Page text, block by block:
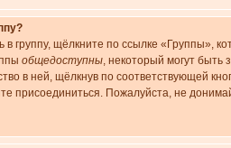
в группу, щёлкните по ссылке «Группы»,
общедоступны, некоторый могут быть
в ней, щёлкнув по соответствующей
присоединиться. Пожалуйста, не